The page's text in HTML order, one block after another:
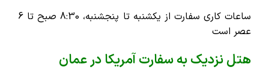
ساعات کاری سفارت از یکشنبه تا پنجشنبه، 8:30 صبح تا 6
عصر است
هتل نزدیک به سفارت آمریکا در عمان